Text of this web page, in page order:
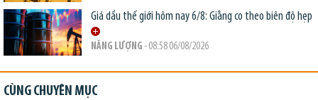
Giá dầu thế giới hôm nay 6/8: Giằng co theo biên độ hẹp
NĂNG LƯỢNG - 08:58 06/08/2026
CÙNG CHUYÊN MỤC